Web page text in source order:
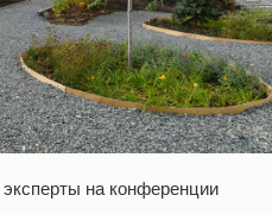
на конференции